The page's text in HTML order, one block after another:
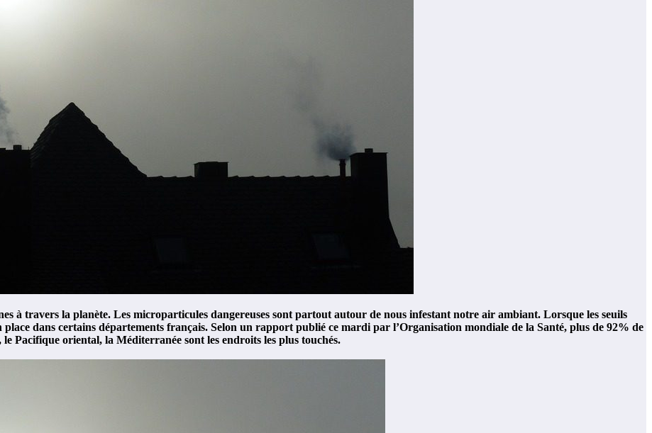
à travers la planète. Les microparticules dangereuses sont partout autour de nous infestant notre air ambiant. Lorsque les seuils
place dans certains départements français. Selon un rapport publié ce mardi par l’Organisation mondiale de la Santé, plus de 92% de
Pacifique oriental, la Méditerranée sont les endroits les plus touchés.